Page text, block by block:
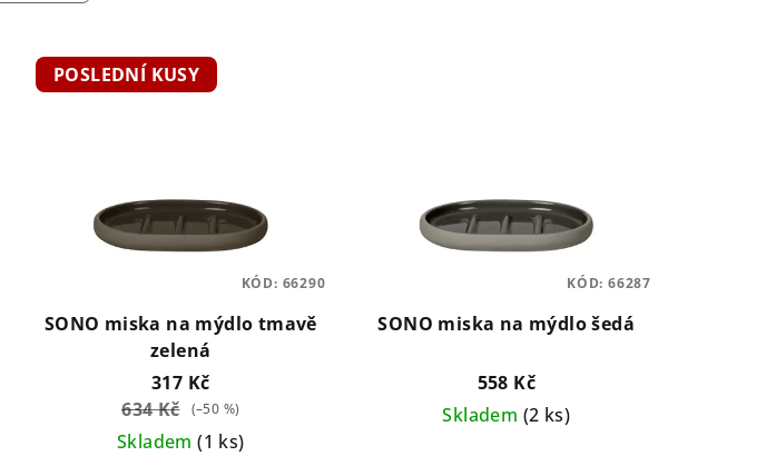
POSLEDNÍ KUSY
SONO miska na mýdlo tmavě
zelená
317 Kč
634 Kč
(–50 %)
Skladem(1 ks)
KÓD: 66290
SONO miska na mýdlo šedá
558 Kč
Skladem (2 ks)
KÓD: 66287